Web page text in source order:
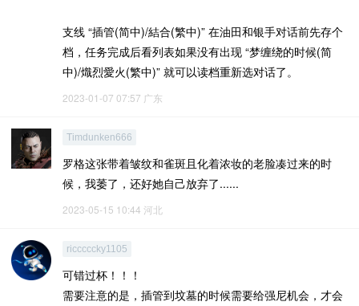
支线 “插管(简中)/結合(繁中)” 在油田和银手对话前先存个
档，任务完成后看列表如果没有出现 “梦缠绕的时候(简
中)/熾烈愛火(繁中)” 就可以读档重新选对话了。
2023-01-07 07:57 广东
Timdunken666
罗格这张带着皱纹和雀斑且化着浓妆的老脸凑过来的时
候，我萎了，还好她自己放弃了......
2023-05-15 10:44 河北
ricccccky1105
可错过杯！！！
需要注意的是，插管到坟墓的时候需要给强尼机会，才会